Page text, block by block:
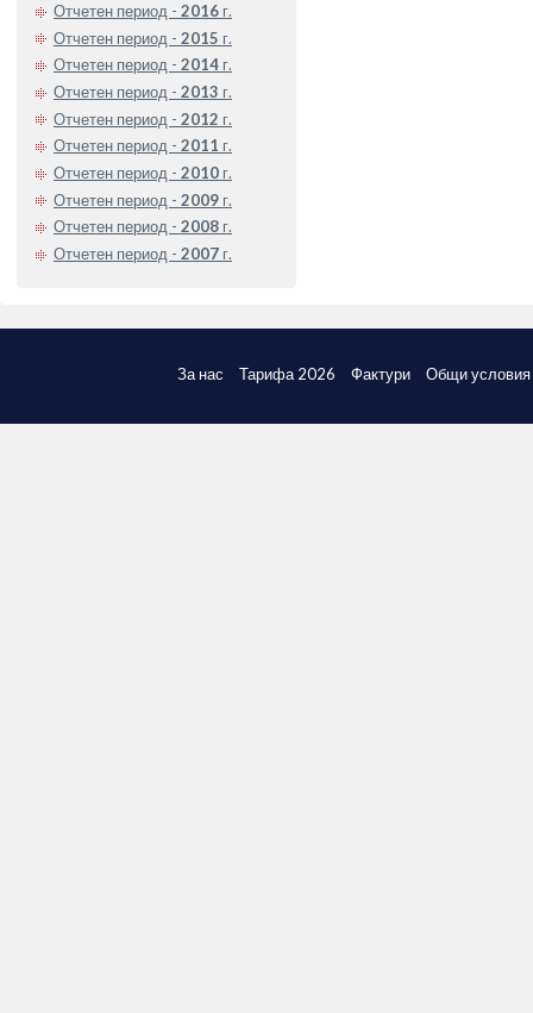
Отчетен период - 2016 г.
Отчетен период - 2015 г.
Отчетен период - 2014 г.
Отчетен период - 2013 г.
Отчетен период - 2012 г.
Отчетен период - 2011 г.
Отчетен период - 2010 г.
Отчетен период - 2009 г.
Отчетен период - 2008 г.
Отчетен период - 2007 г.
За нас Тарифа 2026 Фактури Общи условия